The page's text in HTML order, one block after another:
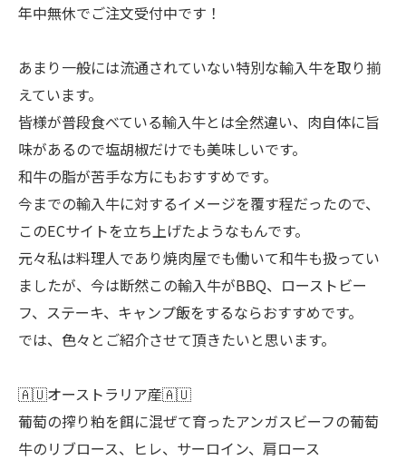
年中無休でご注文受付中です！
あまり一般には流通されていない特別な輸入牛を取り揃
えています。
皆様が普段食べている輸入牛とは全然違い、肉自体に旨
味があるので塩胡椒だけでも美味しいです。
和牛の脂が苦手な方にもおすすめです。
今までの輸入牛に対するイメージを覆す程だったので、
このECサイトを立ち上げたようなもんです。
元々私は料理人であり焼肉屋でも働いて和牛も扱ってい
ましたが、今は断然この輸入牛がBBQ、ローストビー
フ、ステーキ、キャンプ飯をするならおすすめです。
では、色々とご紹介させて頂きたいと思います。
🇦🇺オーストラリア産🇦🇺
葡萄の搾り粕を餌に混ぜて育ったアンガスビーフの葡萄
牛のリブロース、ヒレ、サーロイン、肩ロース